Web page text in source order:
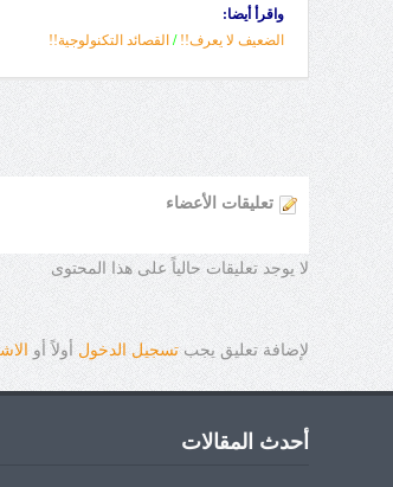
واقرأ أيضا:
الضعيف لا يعرف!! / القصائد التكنولوجية!!
تعليقات الأعضاء
لا يوجد تعليقات حالياً على هذا المحتوى
لإضافة تعليق يجبتسجيل الدخول أولاً أو
أحدث المقالات